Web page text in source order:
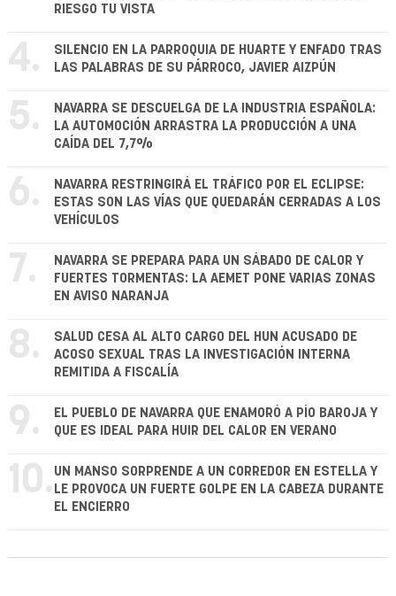
RIESGO TU VISTA
4.
SILENCIO EN LA PARROQUIA DE HUARTE Y ENFADO TRAS
LAS PALABRAS DE SU PÁRROCO, JAVIER AIZPÚN
5.
NAVARRA SE DESCUELGA DE LA INDUSTRIA ESPAÑOLA:
LA AUTOMOCIÓN ARRASTRA LA PRODUCCIÓN A UNA
CAÍDA DEL 7,7%
6.
NAVARRA RESTRINGIRÁ EL TRÁFICO POR EL ECLIPSE:
ESTAS SON LAS VÍAS QUE QUEDARÁN CERRADAS A LOS
VEHÍCULOS
7.
NAVARRA SE PREPARA PARA UN SÁBADO DE CALOR Y
FUERTES TORMENTAS: LA AEMET PONE VARIAS ZONAS
EN AVISO NARANJA
8.
SALUD CESA AL ALTO CARGO DEL HUN ACUSADO DE
ACOSO SEXUAL TRAS LA INVESTIGACIÓN INTERNA
REMITIDA A FISCALÍA
9.
EL PUEBLO DE NAVARRA QUE ENAMORÓ A PÍO BAROJA Y
QUE ES IDEAL PARA HUIR DEL CALOR EN VERANO
10. UN MANSO SORPRENDE A UN CORREDOR EN ESTELLA Y
LE PROVOCA UN FUERTE GOLPE EN LA CABEZA DURANTE
EL ENCIERRO